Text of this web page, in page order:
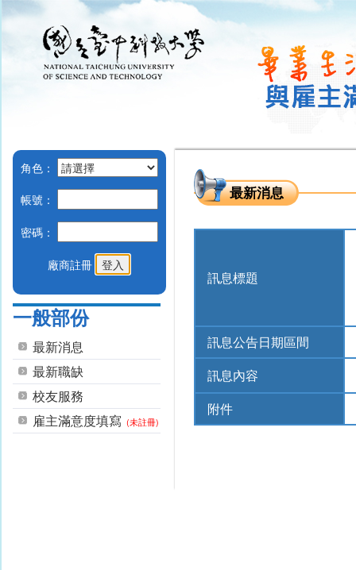
角色：
帳號：
密碼：
廠商註冊
一般部份
最新消息
最新職缺
校友服務
雇主滿意度填寫 (未註冊)
最新消息
訊息標題
訊息公告日期區間
訊息內容
附件